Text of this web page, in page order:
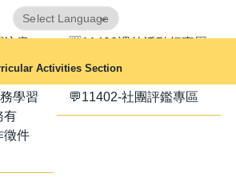
Activities Section
Translate
注意
🈺11402課外活動行事曆
學習
有
徵件
💬11402-社團評鑑專區